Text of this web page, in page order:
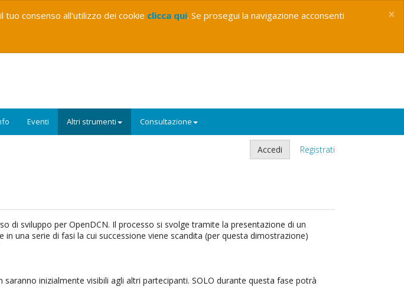
×
consenso all’utilizzo dei cookie clicca qui. Se prosegui la navigazione acconsenti
Eventi Altri strumenti Consultazione
Accedi Registrati
sviluppo per OpenDCN. Il processo si svolge tramite la presentazione di un
una serie di fasi la cui successione viene scandita (per questa dimostrazione)
inizialmente visibili agli altri partecipanti. SOLO durante questa fase potrà